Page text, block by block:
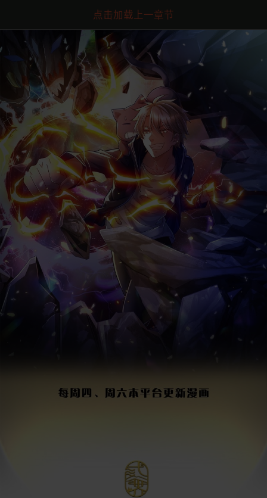
点击加载上一章节